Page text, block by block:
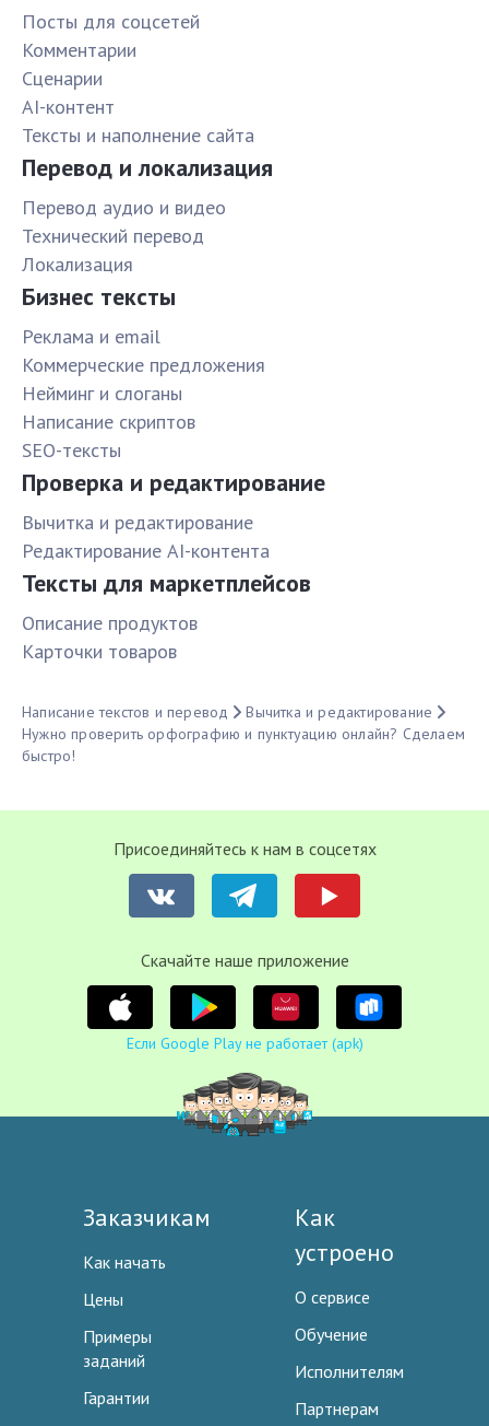
Посты для соцсетей
Комментарии
Сценарии
AI-контент
Тексты и наполнение сайта
Перевод и локализация
Перевод аудио и видео
Технический перевод
Локализация
Бизнес тексты
Реклама и email
Коммерческие предложения
Нейминг и слоганы
Написание скриптов
SEO-тексты
Проверка и редактирование
Вычитка и редактирование
Редактирование AI-контента
Тексты для маркетплейсов
Описание продуктов
Карточки товаров
Написание текстов и перевод
Вычитка и редактирование
Нужно проверить орфографию и пунктуацию онлайн? Сделаем
быстро!
Присоединяйтесь к нам в соцсетях
Cкачайте наше приложение
Если Google Play не работает (apk)
Заказчикам
Как начать
Цены
Примеры
заданий
Гарантии
Как
устроено
О сервисе
Обучение
Исполнителям
Партнерам